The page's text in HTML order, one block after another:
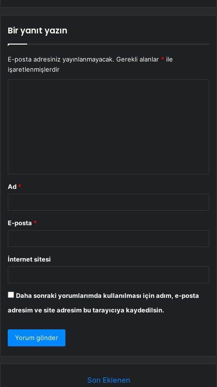
Bir yanıt yazın
E-posta adresiniz yayınlanmayacak. Gerekli alanlar * ile
işaretlenmişlerdir
Ad *
E-posta *
İnternet sitesi
Daha sonraki yorumlarımda kullanılması için adım, e-posta
adresim ve site adresim bu tarayıcıya kaydedilsin.
Son Eklenen